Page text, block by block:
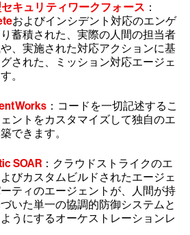
キュリティワークフォース ：
およびインシデント対応のエンゲ
蓄積された、実際の人間の担当者
、実施された対応アクションに基
された、ミッション対応エージェ
。
：コードを一切記述するこ
ントをカスタマイズして独自のエ
できます。
SOAR ：クラウドストライクのエ
びカスタムビルドされたエージェ
ティのエージェントが、人間が持
いた単一の協調的防御システムと
うにするオーケストレーションレ